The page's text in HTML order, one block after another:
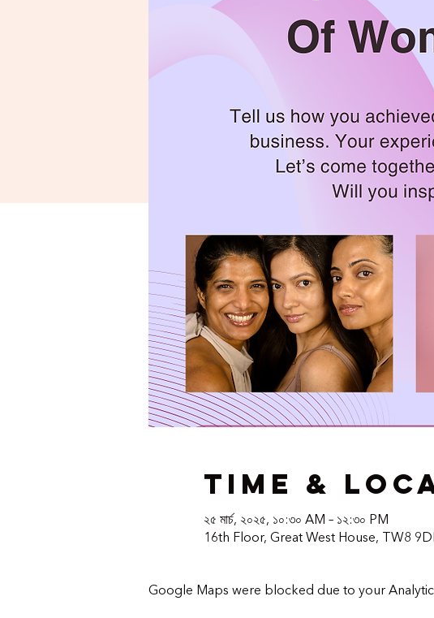
Time &
২৫ মার্চ, ২০২৫, ১০:৩০ AM – ১২:৩০ PM
16th Floor, Great West House, TW8
Google Maps were blocked due to your